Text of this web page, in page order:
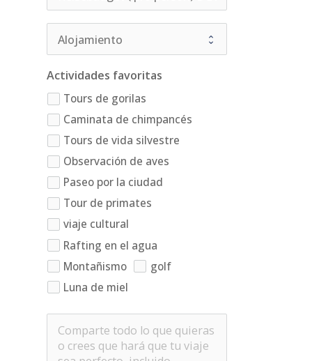
Actividades favoritas
Tours de gorilas
Caminata de chimpancés
Tours de vida silvestre
Observación de aves
Paseo por la ciudad
Tour de primates
viaje cultural
Rafting en el agua
Montañismo
golf
Luna de miel